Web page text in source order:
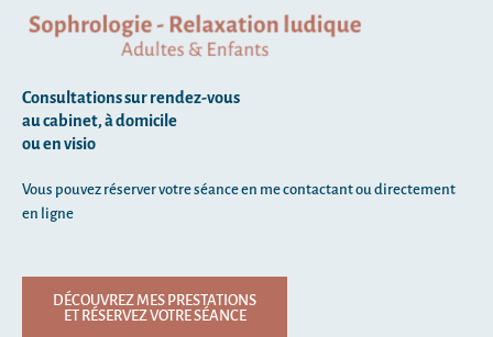
Consultations sur rendez-vous
au cabinet, à domicile
ou en visio
Vous pouvez réserver votre séance en me contactant ou directement
en ligne
DÉCOUVREZ MES PRESTATIONS
ET RÉSERVEZ VOTRE SÉANCE